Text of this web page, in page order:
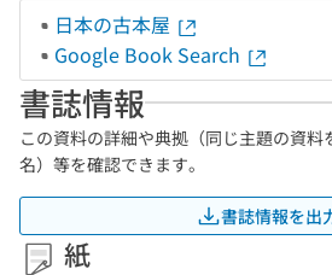
日本の古本屋
Google Book Search
書誌情報
この資料の詳細や典拠（同じ主題の資
名）等を確認できます。
書誌情報を出
紙